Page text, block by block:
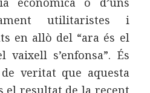
utilitaristes i
en allò del “ara és el
s’enfonsa”. És
veritat que aquesta